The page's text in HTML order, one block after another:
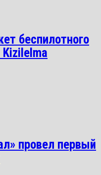
беспилотного
провел первый